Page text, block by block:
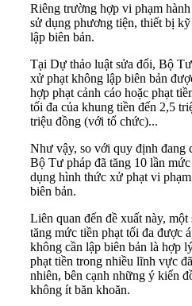
Riêng trường hợp vi phạm
sử dụng phương tiện, thiết bị
lập biên bản.
Tại Dự thảo luật sửa đổi, Bộ
xử phạt không lập biên bản
hợp phạt cảnh cáo hoặc phạt
tối đa của khung tiền đến 2,5
triệu đồng (với tổ chức)...
Như vậy, so với quy định đang
Bộ Tư pháp đã tăng 10 lần
dụng hình thức xử phạt vi
biên bản.
Liên quan đến đề xuất này,
tăng mức tiền phạt tối đa được
không cần lập biên bản là hợp
phạt tiền trong nhiều lĩnh vực
nhiên, bên cạnh những ý kiến
không ít băn khoăn.